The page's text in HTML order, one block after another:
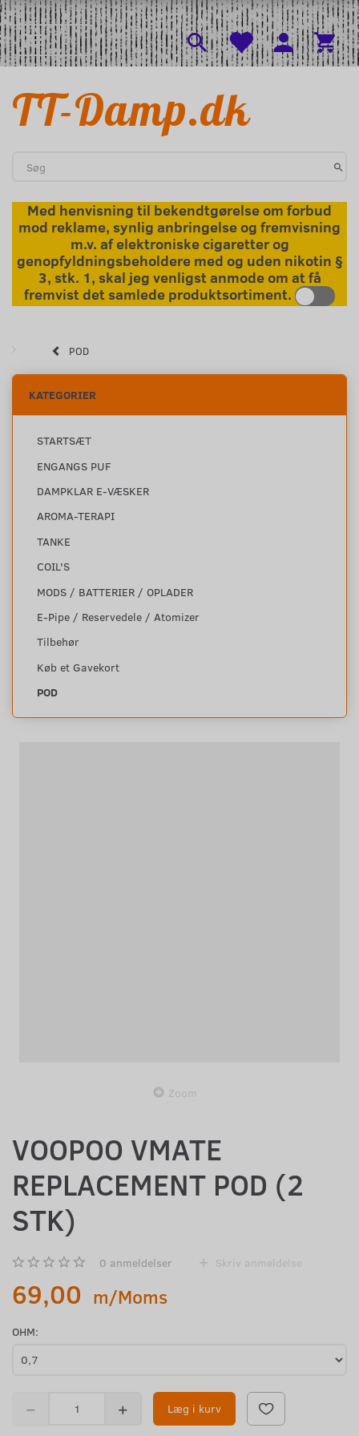
l
Skifte navigation
Menu
TT-Damp.dk
Med henvisning til bekendtgørelse om forbud
mod reklame, synlig anbringelse og fremvisning
m.v. af elektroniske cigaretter og
genopfyldningsbeholdere med og uden nikotin §
3, stk. 1, skal jeg venligst anmode om at få
fremvist det samlede produktsortiment.
POD
KATEGORIER
STARTSÆT
ENGANGS PUF
DAMPKLAR E-VÆSKER
AROMA-TERAPI
TANKE
COIL'S
MODS / BATTERIER / OPLADER
E-Pipe / Reservedele / Atomizer
Tilbehør
Køb et Gavekort
POD
Zoom
VOOPOO VMATE
REPLACEMENT POD (2
STK)
0 anmeldelser Skriv anmeldelse
69,00 m/Moms
OHM:
Læg i kurv